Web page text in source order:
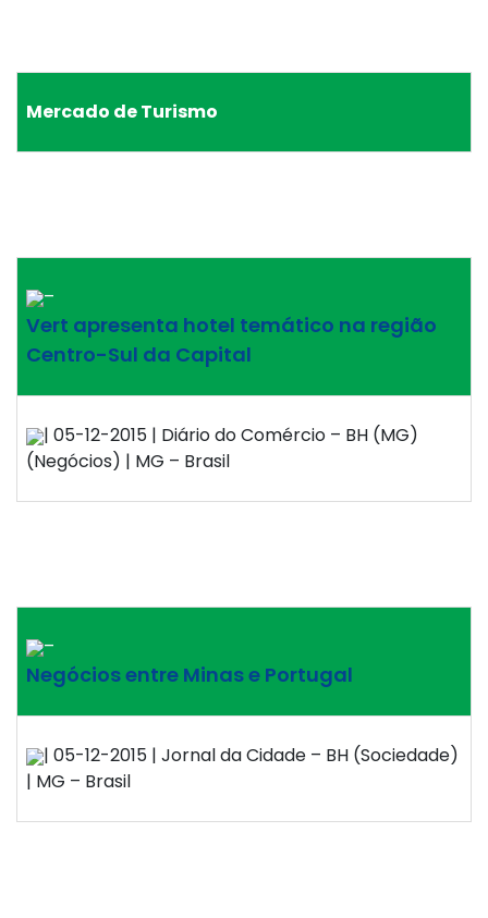
Mercado de Turismo
–
Vert apresenta hotel temático na região
Centro-Sul da Capital
| 05-12-2015 | Diário do Comércio – BH (MG)
(Negócios) | MG – Brasil
–
Negócios entre Minas e Portugal
| 05-12-2015 | Jornal da Cidade – BH (Sociedade)
| MG – Brasil